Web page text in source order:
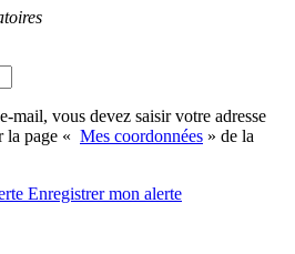
mail, vous devez saisir votre adresse
la page « Mes coordonnées » de la
Enregistrermon alerte